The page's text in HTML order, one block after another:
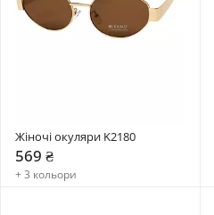
Жіночі окуляри K2180
569 ₴
+ 3 кольори